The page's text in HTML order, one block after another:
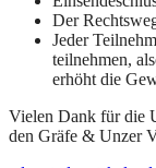
Der
Jeder
teilnehmen,
erhöht die
Vielen Dank für die
den Gräfe & Unzer